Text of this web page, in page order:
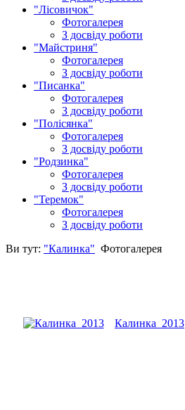
"Лісовичок"
Фотогалерея
З досвіду роботи
"Майстриня"
Фотогалерея
З досвіду роботи
"Писанка"
Фотогалерея
З досвіду роботи
"Полісянка"
Фотогалерея
З досвіду роботи
"Родзинка"
Фотогалерея
З досвіду роботи
"Теремок"
Фотогалерея
З досвіду роботи
Ви тут: "Калинка" Фотогалерея
Калинка_2013